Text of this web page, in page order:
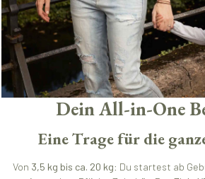
Dein All-in-One
Eine Trage für die
Von 3,5 kg bis ca. 20 kg: Du startest ab